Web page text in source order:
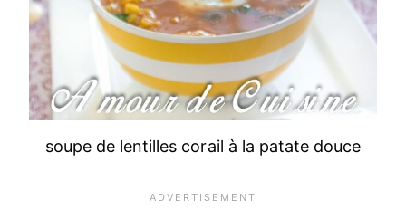
soupe de lentilles corail à la patate douce